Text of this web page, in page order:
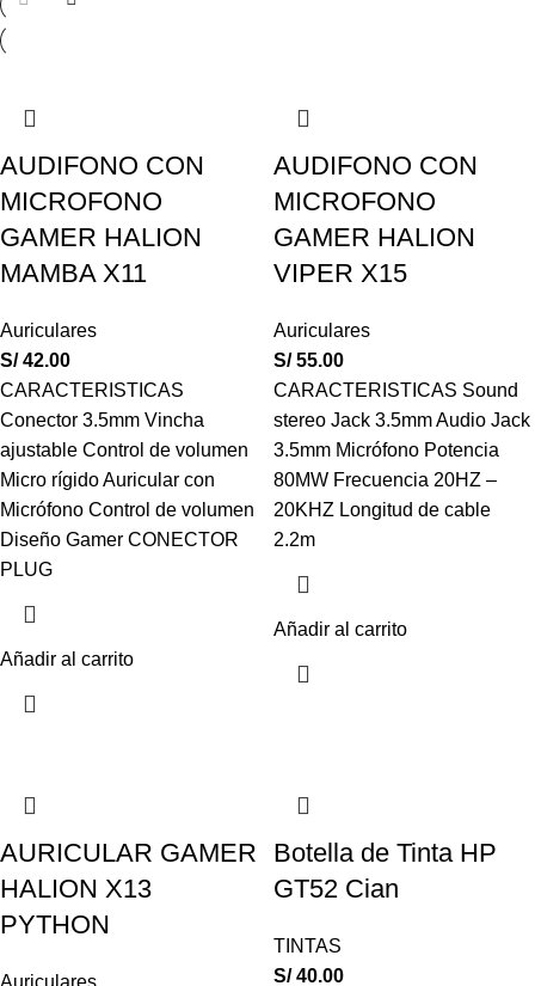
AUDIFONO CON
MICROFONO
GAMER HALION
MAMBA X11
Auriculares
S/42.00
CARACTERISTICAS
Conector 3.5mm Vincha
ajustable Control de volumen
Micro rígido Auricular con
Micrófono Control de volumen
Diseño Gamer CONECTOR
PLUG
Añadir al carrito
AUDIFONO CON
MICROFONO
GAMER HALION
VIPER X15
Auriculares
S/55.00
CARACTERISTICAS Sound
stereo Jack 3.5mm Audio Jack
3.5mm Micrófono Potencia
80MW Frecuencia 20HZ –
20KHZ Longitud de cable
2.2m
Añadir al carrito
AURICULAR GAMER
HALION X13
PYTHON
Auriculares
Botella de Tinta HP
GT52 Cian
TINTAS
S/40.00